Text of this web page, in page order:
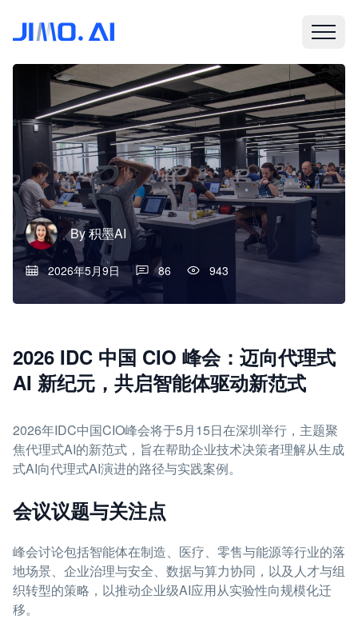
By积墨AI
2026年5月9日 86 943
2026 IDC 中国 CIO 峰会：迈向代理式
AI 新纪元，共启智能体驱动新范式
2026年IDC中国CIO峰会将于5月15日在深圳举行，主题聚
焦代理式AI的新范式，旨在帮助企业技术决策者理解从生成
式AI向代理式AI演进的路径与实践案例。
会议议题与关注点
峰会讨论包括智能体在制造、医疗、零售与能源等行业的落
地场景、企业治理与安全、数据与算力协同，以及人才与组
织转型的策略，以推动企业级AI应用从实验性向规模化迁
移。